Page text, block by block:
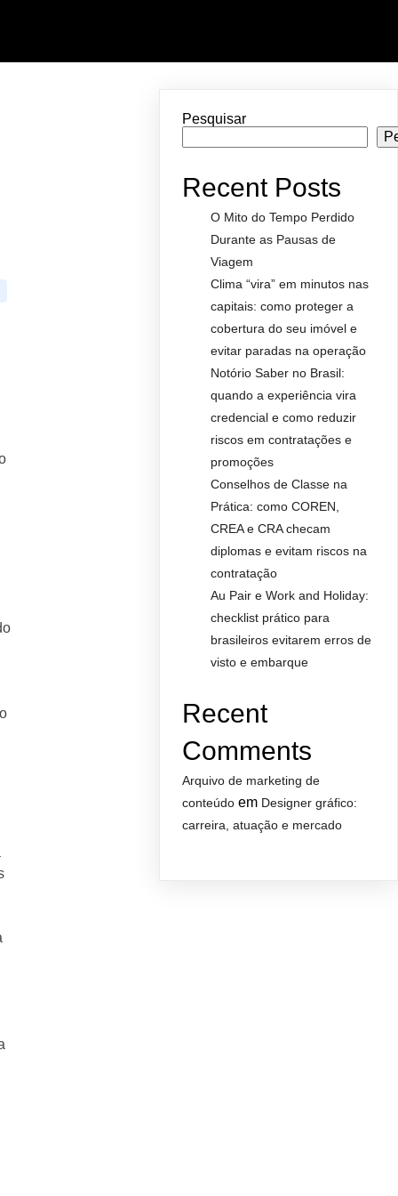
Pesquisar
Recent Posts
O Mito do Tempo Perdido
Durante as Pausas de
Viagem
Clima “vira” em minutos nas
capitais: como proteger a
cobertura do seu imóvel e
evitar paradas na operação
Notório Saber no Brasil:
quando a experiência vira
credencial e como reduzir
riscos em contratações e
promoções
Conselhos de Classe na
Prática: como COREN,
CREA e CRA checam
diplomas e evitam riscos na
contratação
Au Pair e Work and Holiday:
checklist prático para
brasileiros evitarem erros de
visto e embarque
Recent
Comments
Arquivo de marketing de
conteúdo em Designer gráfico:
carreira, atuação e mercado